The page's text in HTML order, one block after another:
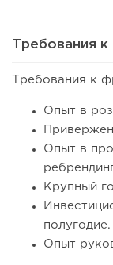
128
Требования
Требования к
Опыт в
Опыт в
Крупный
полугодие.
Опыт